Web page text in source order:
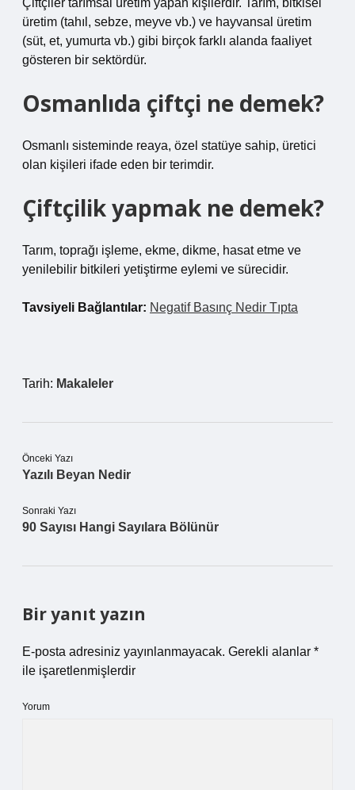
Çiftçiler tarımsal üretim yapan kişilerdir. Tarım, bitkisel
üretim (tahıl, sebze, meyve vb.) ve hayvansal üretim
(süt, et, yumurta vb.) gibi birçok farklı alanda faaliyet
gösteren bir sektördür.
Osmanlıda çiftçi ne demek?
Osmanlı sisteminde reaya, özel statüye sahip, üretici
olan kişileri ifade eden bir terimdir.
Çiftçilik yapmak ne demek?
Tarım, toprağı işleme, ekme, dikme, hasat etme ve
yenilebilir bitkileri yetiştirme eylemi ve sürecidir.
Tavsiyeli Bağlantılar: Negatif Basınç Nedir Tıpta
Tarih: Makaleler
Önceki Yazı
Yazılı Beyan Nedir
Sonraki Yazı
90 Sayısı Hangi Sayılara Bölünür
Bir yanıt yazın
E-posta adresiniz yayınlanmayacak. Gerekli alanlar *
ile işaretlenmişlerdir
Yorum